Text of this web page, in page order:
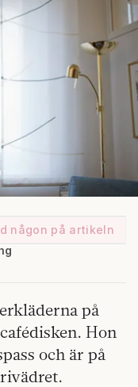
någon på artikeln
på
Hon
och är på